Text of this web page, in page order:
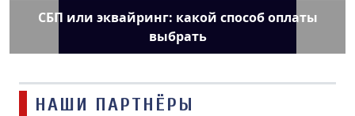
СБП или эквайринг: какой способ оплаты
выбрать
НАШИ ПАРТНЁРЫ